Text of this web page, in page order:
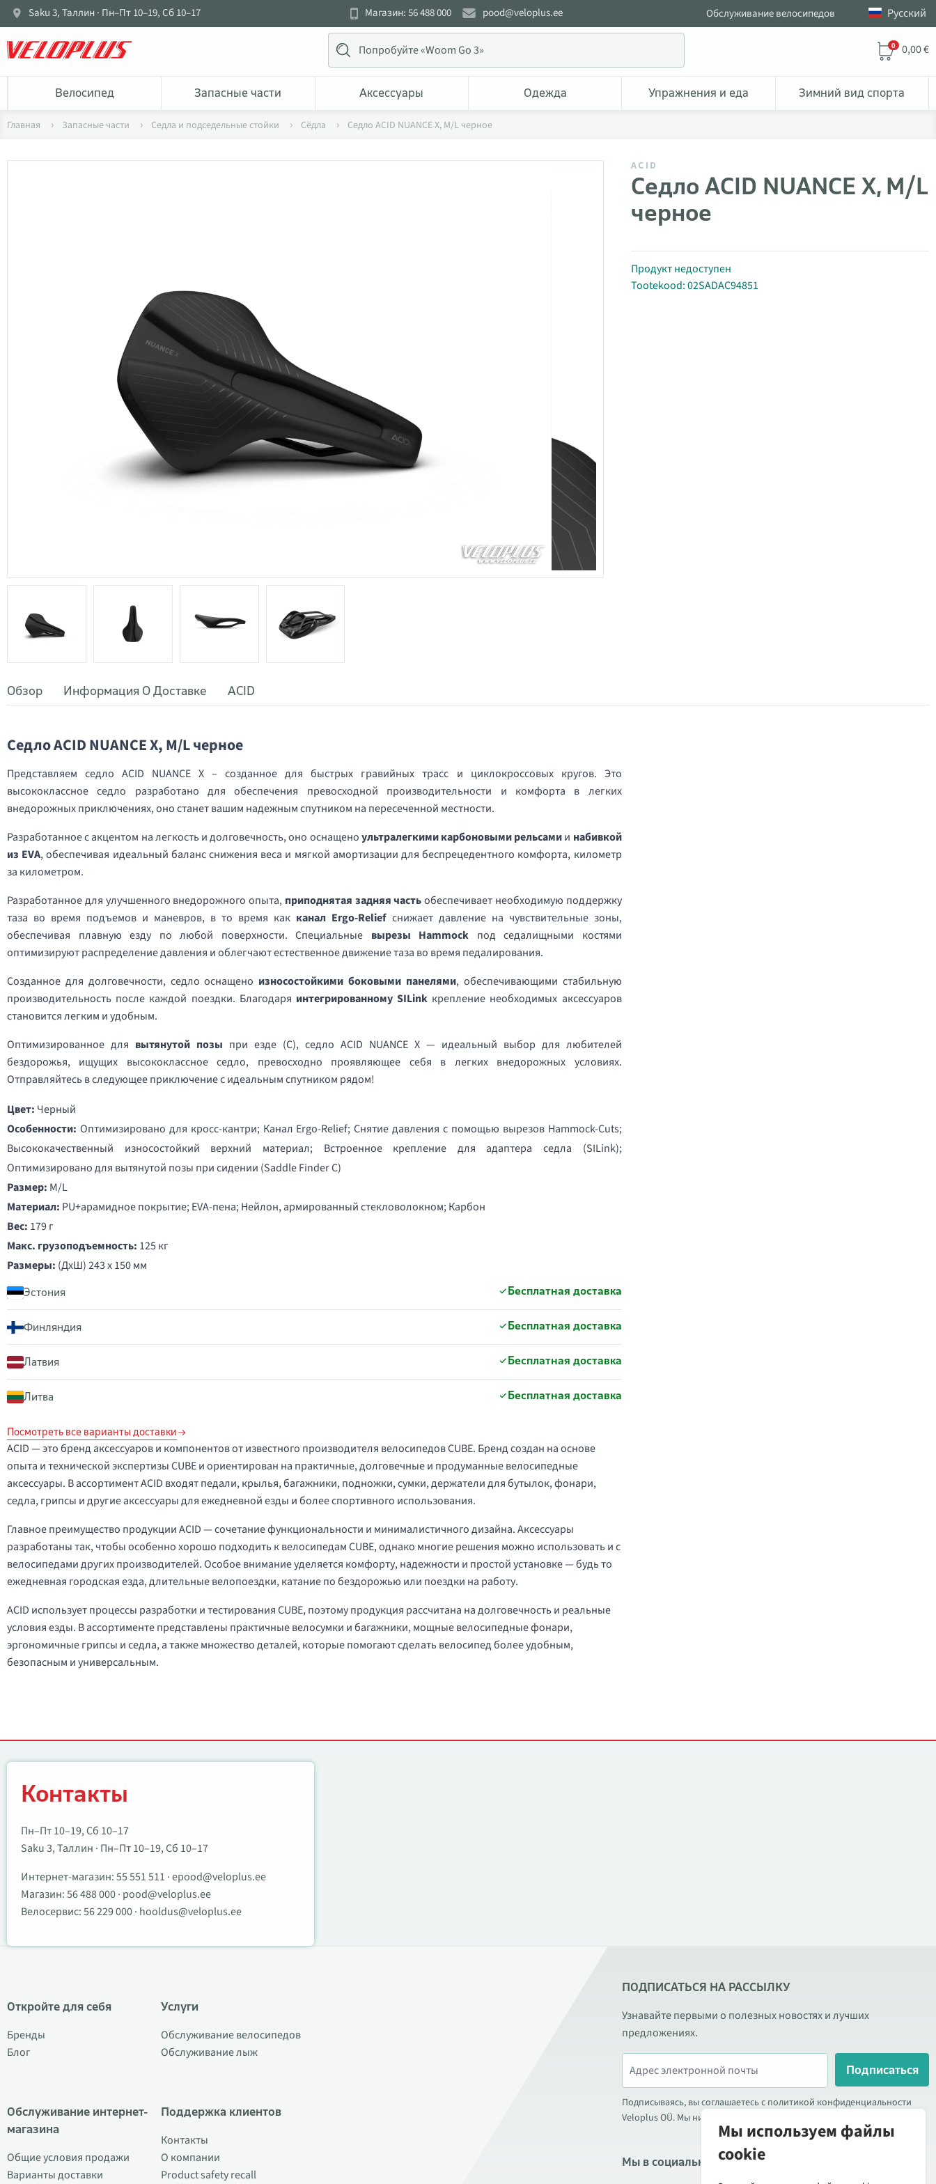
Saku 3, Таллин · Пн–Пт 10–19, Сб 10–17 Магазин: 56 488 000 pood@veloplus.ee Обслуживание велосипедов Pусский
0 0,00 €
Bелосипед Запасные части Аксессуары Одежда Упражнения и еда Зимний вид спорта
Главная Запасные части Седла и подседельные стойки Сёдла Седло ACID NUANCE X, M/L черное
ACID
Седло ACID NUANCE X, M/L
черное
Продукт недоступен
Tootekood: 02SADAC94851
Обзор Информация О Доставке ACID
Седло ACID NUANCE X, M/L черное
Представляем седло ACID NUANCE X – созданное для быстрых гравийных трасс и циклокроссовых кругов. Это
высококлассное седло разработано для обеспечения превосходной производительности и комфорта в легких
внедорожных приключениях, оно станет вашим надежным спутником на пересеченной местности.
Разработанное с акцентом на легкость и долговечность, оно оснащеноультралегкими карбоновыми рельсамии набивкой
из EVA, обеспечивая идеальный баланс снижения веса и мягкой амортизации для беспрецедентного комфорта, километр
за километром.
Разработанное для улучшенного внедорожного опыта, приподнятая задняя частьобеспечивает необходимую поддержку
таза во время подъемов и маневров, в то время как канал Ergo-Reliefснижает давление на чувствительные зоны,
обеспечивая плавную езду по любой поверхности. Специальные вырезы Hammock под седалищными костями
оптимизируют распределение давления и облегчают естественное движение таза во время педалирования.
Созданное для долговечности, седло оснащено износостойкими боковыми панелями, обеспечивающими стабильную
производительность после каждой поездки. Благодаря интегрированному SILink крепление необходимых аксессуаров
становится легким и удобным.
Оптимизированное для вытянутой позы при езде (C), седло ACID NUANCE X — идеальный выбор для любителей
бездорожья, ищущих высококлассное седло, превосходно проявляющее себя в легких внедорожных условиях.
Отправляйтесь в следующее приключение с идеальным спутником рядом!
Цвет: Черный
Особенности: Оптимизировано для кросс-кантри; Канал Ergo-Relief; Снятие давления с помощью вырезов Hammock-Cuts;
Высококачественный износостойкий верхний материал; Встроенное крепление для адаптера седла (SILink);
Оптимизировано для вытянутой позы при сидении (Saddle Finder C)
Размер: M/L
Материал: PU+арамидное покрытие; EVA-пена; Нейлон, армированный стекловолокном; Карбон
Вес: 179 г
Макс. грузоподъемность: 125 кг
Размеры: (ДxШ) 243 x 150 мм
Эстония Бесплатная доставка
Финляндия Бесплатная доставка
Латвия Бесплатная доставка
Литва Бесплатная доставка
Посмотреть все варианты доставки
ACID — это бренд аксессуаров и компонентов от известного производителя велосипедов CUBE. Бренд создан на основе
опыта и технической экспертизы CUBE и ориентирован на практичные, долговечные и продуманные велосипедные
аксессуары. В ассортимент ACID входят педали, крылья, багажники, подножки, сумки, держатели для бутылок, фонари,
седла, грипсы и другие аксессуары для ежедневной езды и более спортивного использования.
Главное преимущество продукции ACID — сочетание функциональности и минималистичного дизайна. Аксессуары
разработаны так, чтобы особенно хорошо подходить к велосипедам CUBE, однако многие решения можно использовать и с
велосипедами других производителей. Особое внимание уделяется комфорту, надежности и простой установке — будь то
ежедневная городская езда, длительные велопоездки, катание по бездорожью или поездки на работу.
ACID использует процессы разработки и тестирования CUBE, поэтому продукция рассчитана на долговечность и реальные
условия езды. В ассортименте представлены практичные велосумки и багажники, мощные велосипедные фонари,
эргономичные грипсы и седла, а также множество деталей, которые помогают сделать велосипед более удобным,
безопасным и универсальным.
Контакты
Пн–Пт 10–19, Сб 10–17
Saku 3, Таллин · Пн–Пт 10–19, Сб 10–17
Интернет-магазин:55 551 511 ·epood@veloplus.ee
Магазин:56 488 000· pood@veloplus.ee
Велосервис:56 229 000· hooldus@veloplus.ee
Откройте для себя
Бренды
Блог
Обслуживание интернет-
магазина
Общие условия продажи
Варианты доставки
Услуги
Обслуживание велосипедов
Обслуживание лыж
Поддержка клиентов
Контакты
О компании
Product safety recall
ПОДПИСАТЬСЯ НА РАССЫЛКУ
Узнавайте первыми о полезных новостях и лучших
предложениях.
Подписаться
Подписываясь, вы соглашаетесь с политикой конфиденциальности
Veloplus OÜ. Мы никогда не передаём ваши данные третьим лицам.
Мы в социальных сетях
Мы используем файлы
cookie